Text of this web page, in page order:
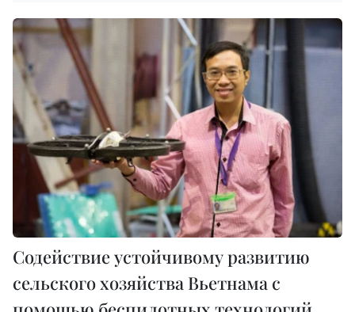
Cодействие устойчивому развитию
сельского хозяйства Вьетнама с